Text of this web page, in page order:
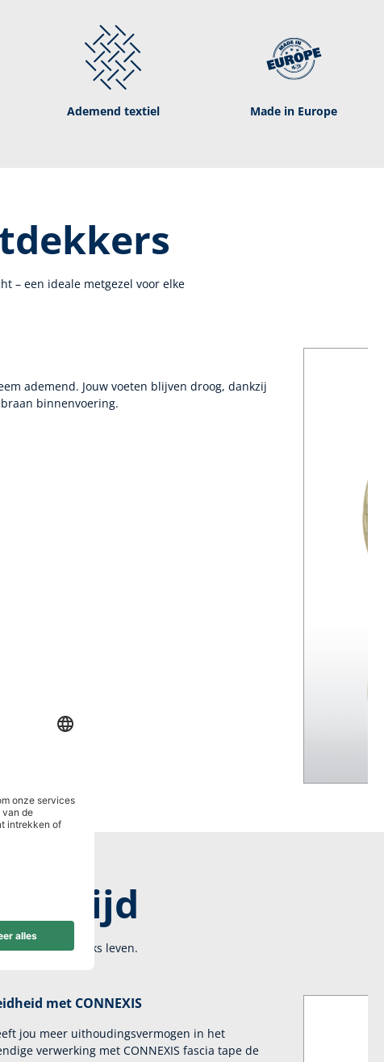
Ademend textiel Made in Europe
– een ideale metgezel voor elke
ademend. Jouw voeten blijven droog, dankzij
binnenvoering.
tijd
in het dagelijks leven.
met CONNEXIS
jou meer uithoudingsvermogen in het
verwerking met CONNEXIS fascia tape de